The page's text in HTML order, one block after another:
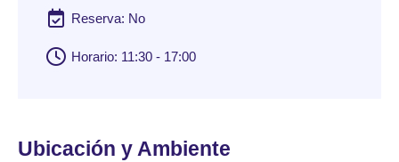
Reserva: No​
Horario: 11:30 - 17:00
Ubicación y Ambiente